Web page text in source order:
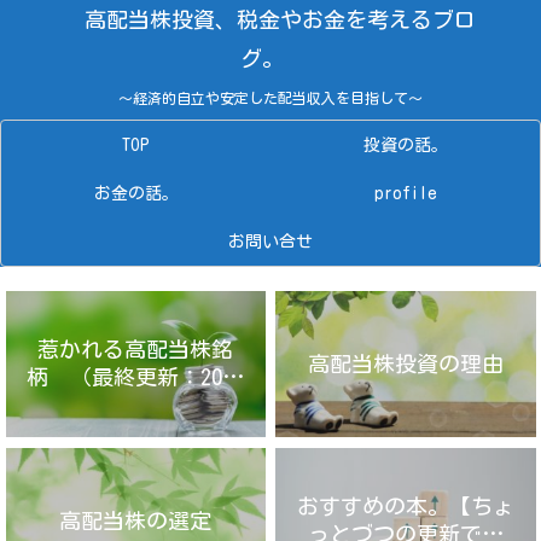
高配当株投資、税金やお金を考えるブロ
グ。
～経済的自立や安定した配当収入を目指して～
TOP 投資の話。
お金の話。 profile
お問い合せ
惹かれる高配当株銘
柄 （最終更新：2025
年4月14日）
高配当株投資の理由
高配当株の選定
おすすめの本。【ちょ
っとづつの更新です